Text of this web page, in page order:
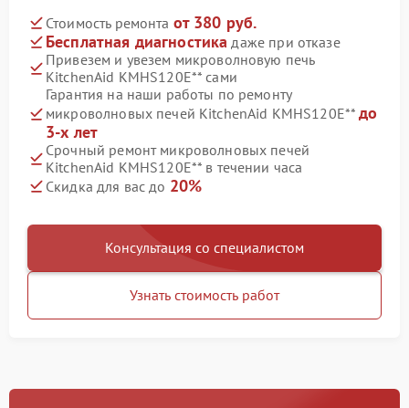
Стоимость ремонта от 380 руб.
Бесплатная диагностика даже при отказе
Привезем и увезем микроволновую печь
KitchenAid KMHS120E** сами
Гарантия на наши работы по ремонту
микроволновых печей KitchenAid KMHS120E**до
3-х лет
Срочный ремонт микроволновых печей
KitchenAid KMHS120E** в течении часа
Скидка для вас до 20%
Консультация со специалистом
Узнать стоимость работ